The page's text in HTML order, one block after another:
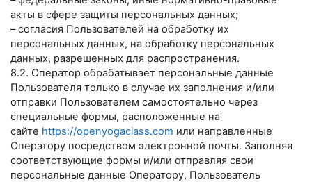
акты в сфере защиты персональных данных;
– согласия Пользователей на обработку их
персональных данных, на обработку персональных
данных, разрешенных для распространения.
8.2. Оператор обрабатывает персональные данные
Пользователя только в случае их заполнения и/или
отправки Пользователем самостоятельно через
специальные формы, расположенные на
сайте https://openyogaclass.com или направленные
Оператору посредством электронной почты. Заполняя
соответствующие формы и/или отправляя свои
персональные данные Оператору, Пользователь